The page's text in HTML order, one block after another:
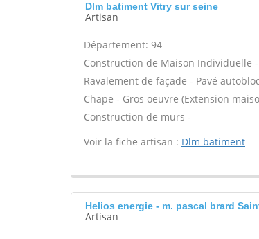
Dlm batiment Vitry sur seine
Artisan
Département: 94
Construction de Maison Individuelle
Ravalement de façade - Pavé
Chape - Gros oeuvre (Extension
Construction de murs -
Voir la fiche artisan : Dlm batiment
Helios energie - m. pascal brard
Artisan